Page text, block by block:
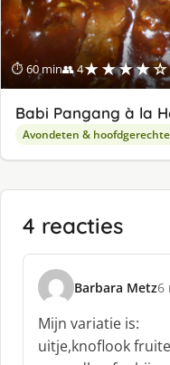
⏱ 60 min👥 4★★★★☆
Babi Pangang à la
Avondeten &
4 reacties
Barbara Metz
s
c
h
r
6
Mijn variatie is:
uitje,knoflook